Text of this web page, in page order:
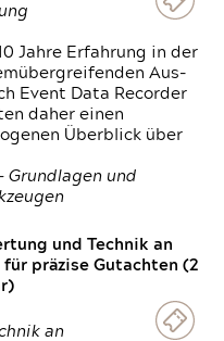
Jahre Erfahrung in der
Aus-
Event Data Recorder
daher einen
Überblick über
Grundlagen und
und Technik an
präzise Gutachten (2
an